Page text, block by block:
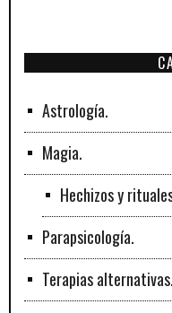
Astrología.
Magia.
Hechizos y
Parapsicología.
Terapias alternativas.